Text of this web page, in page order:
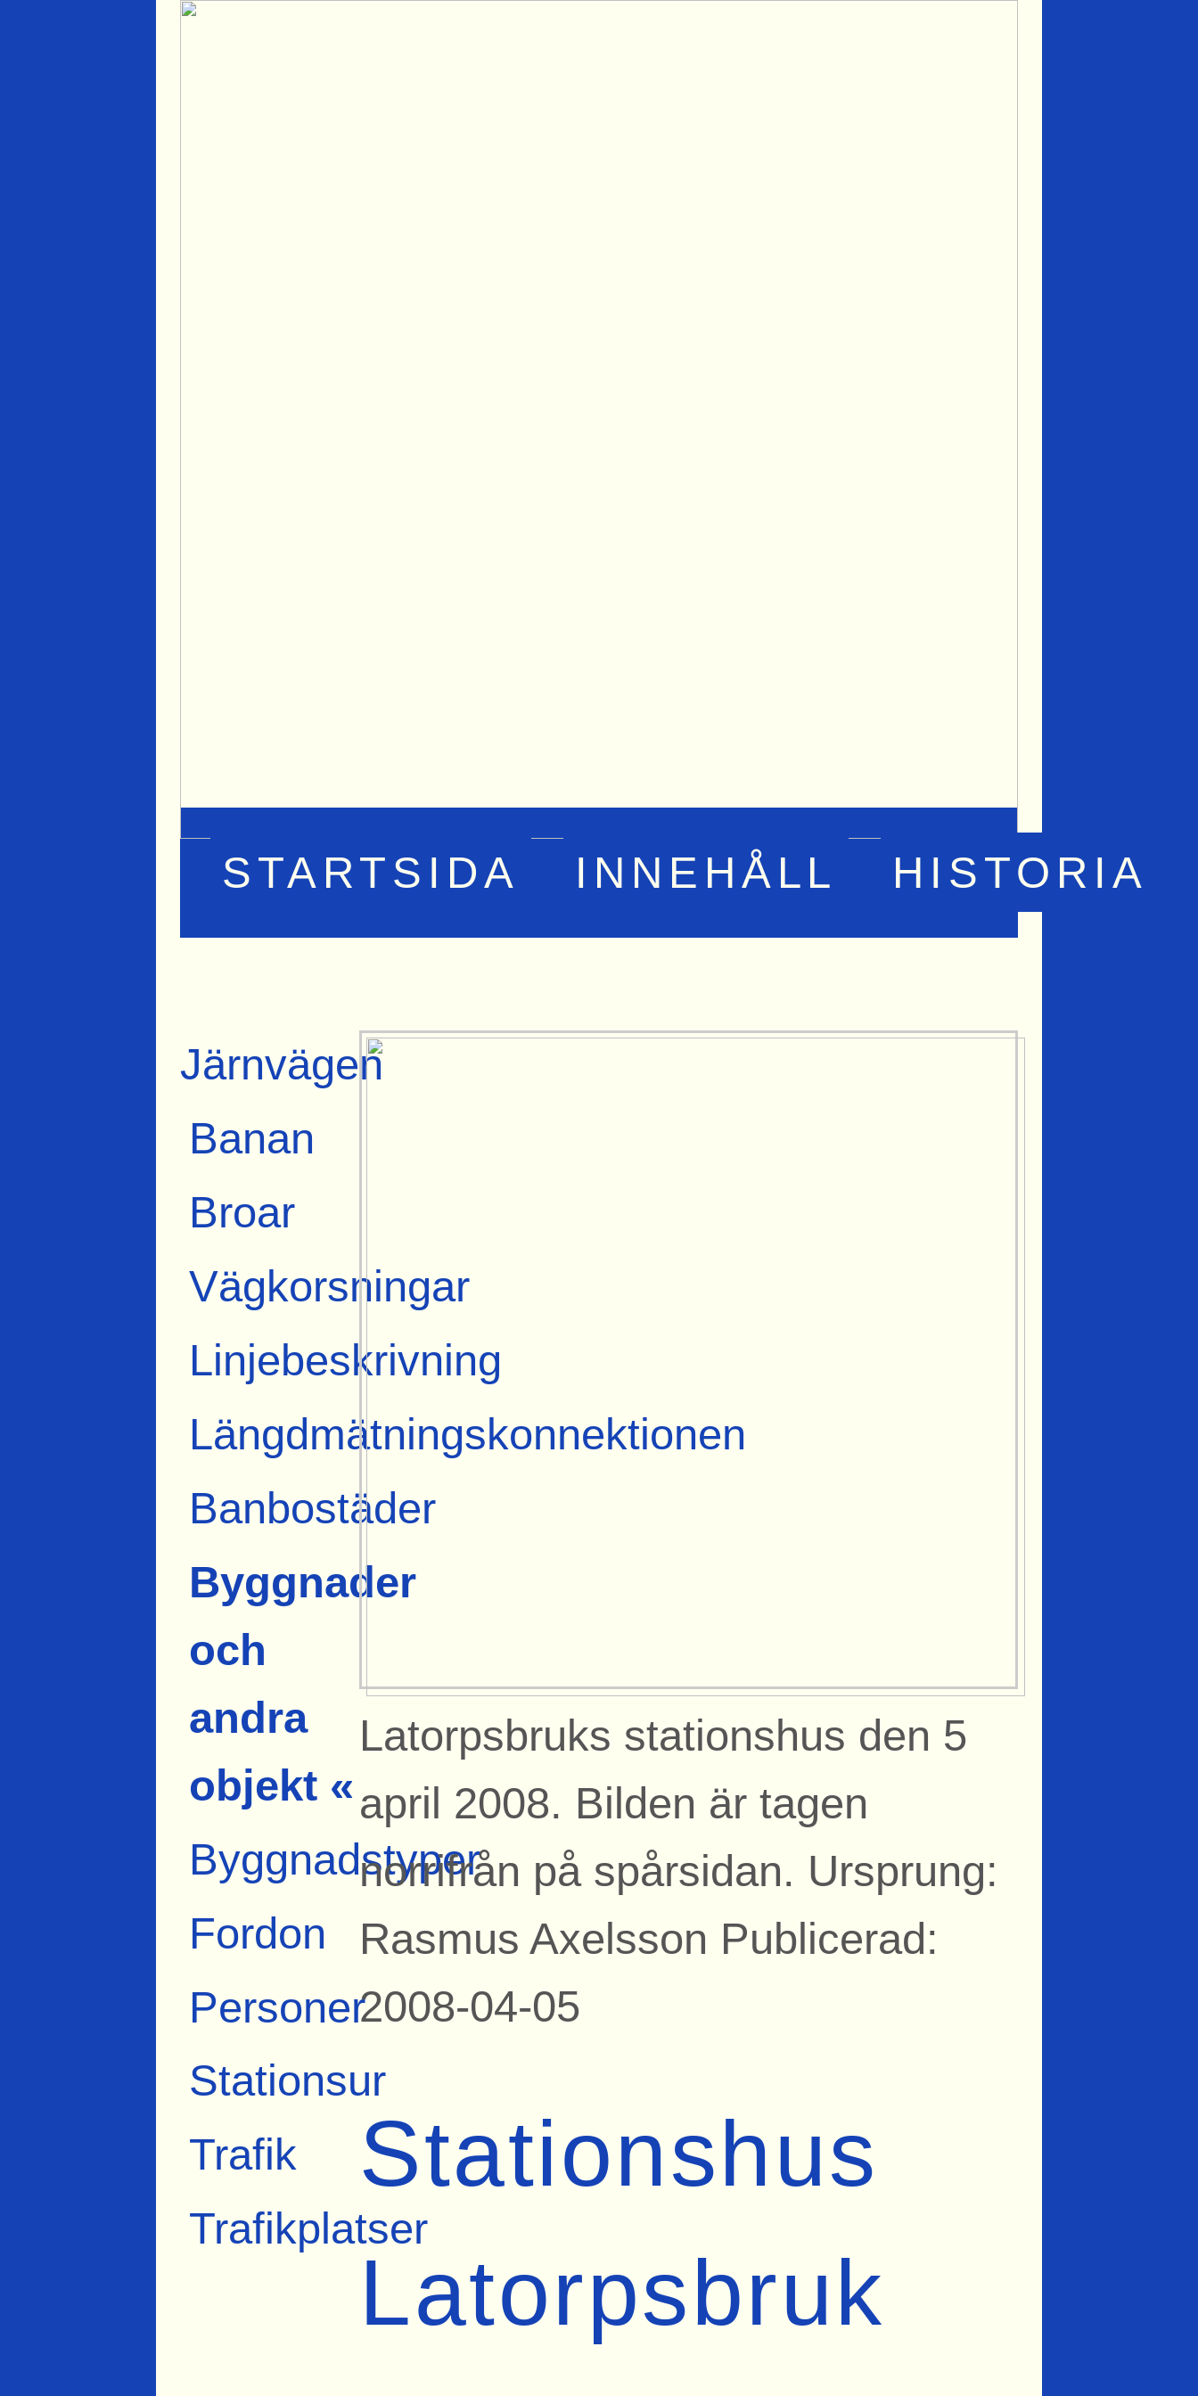
STARTSIDA INNEHÅLL HISTORIA
Järnvägen
Banan
Broar
Vägkorsningar
Linjebeskrivning
Längdmätningskonnektionen
Banbostäder
Byggnader
och
andra
objekt «
Byggnadstyper
Fordon
Personer
Stationsur
Trafik
Trafikplatser
Latorpsbruks stationshus den 5
april 2008. Bilden är tagen
norrifrån på spårsidan. Ursprung:
Rasmus Axelsson Publicerad:
2008-04-05
Stationshus
Latorpsbruk